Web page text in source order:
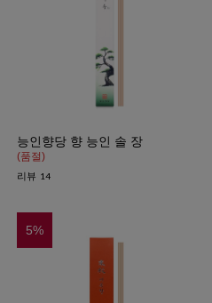
능인향당 향 능인 솔 장
(품절)
리뷰 14
5%